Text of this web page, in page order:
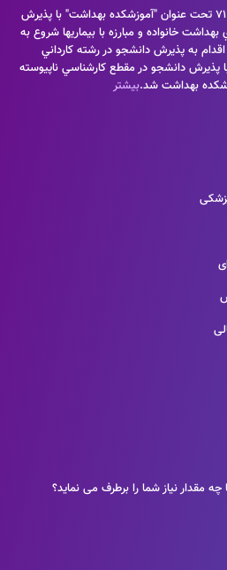
دانشكده بهداشت و تغذيه در سال 71 تحت عنوان "آموزشكده بهداشت" با پذيرش
خانواده و مبارزه با بيماريها شروع به
كار نمود. اين دانشكده در سال 73 اقدام به پذيرش دانشجو در رشته كارداني
محيط كرده و در سال 81 با پذيرش دانشجو در مقطع كارشناسي ناپيوسته
بهداشت شد.بیشتر
مقدار نیاز شما را برطرف می نماید؟